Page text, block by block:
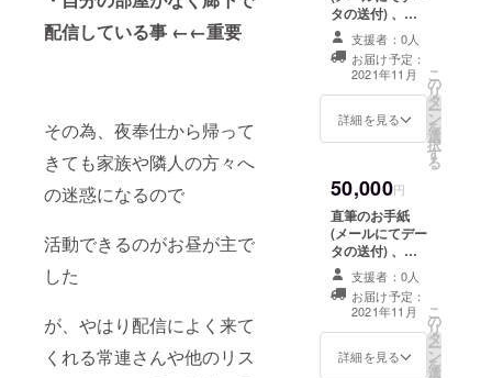
配信している事 ←←重要
その為、夜奉仕から帰って
きても家族や隣人の方々へ
の迷惑になるので
活動できるのがお昼が主で
した
が、やはり配信によく来て
くれる常連さんや他のリス
分程度まで)、
グッズ(50mm丸
型/オリジナルイ
ラスト缶バッチ
予定) ※ご支援の
際に、ご希望の
リクエストする
歌とシチュエー
ションボイスの
考欄にご記入く
ださい ※リクエ
ストに関して公
序良俗に反する
内容、法令に違
反する内容など
はお受けできま
せん
タの送付) 、
SNS等で使える
オリジナルアイ
コン、お礼ボイ
ス、 壁紙等に使
えるイラスト、
おはよう・おや
クエストシチュ
エーションボイ
スA (R18可 ～5
分程度まで)、
グッズ(50mm丸
型/オリジナルイ
ラスト缶バッチ
予定)、リクエス
トシチュエー
ションボイスB
(R18可 ～15分
支援者：0人
お届け予定：
2021年11月
詳細を見る
こ
の
リ
タ
ー
ン
を
選
択
す
る
50,000円
直筆のお手紙
(メールにてデー
タの送付) 、
SNS等で使える
オリジナルアイ
コン、お礼ボイ
ス、 壁紙等に使
えるイラスト、
おはよう・おや
支援者：0人
お届け予定：
2021年11月
詳細を見る
こ
の
リ
タ
ー
ン
を
選